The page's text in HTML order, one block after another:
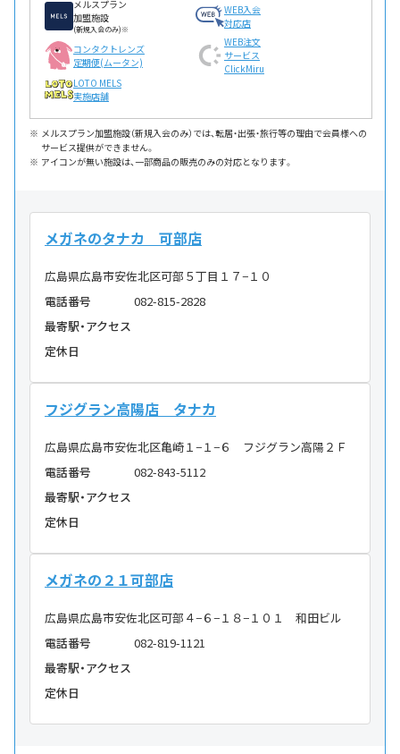
メルスプラン
加盟施設
(新規入会のみ)※
WEB入会
対応店
コンタクトレンズ
定期便(ムータン)
WEB注文
サービス
ClickMiru
LOTO MELS
実施店舗
メルスプラン加盟施設（新規入会のみ）では、転居・出張・旅行等の理由で会員様への
サービス提供ができません。
アイコンが無い施設は、一部商品の販売のみの対応となります。
メガネのタナカ 可部店
広島県広島市安佐北区可部５丁目１７−１０
電話番号
082-815-2828
最寄駅・アクセス
定休日
フジグラン高陽店 タナカ
広島県広島市安佐北区亀崎１−１−６ フジグラン高陽２Ｆ
電話番号
082-843-5112
最寄駅・アクセス
定休日
メガネの２１可部店
広島県広島市安佐北区可部４−６−１８−１０１ 和田ビル
電話番号
082-819-1121
最寄駅・アクセス
定休日